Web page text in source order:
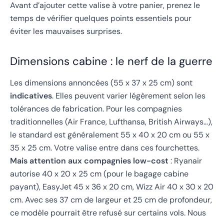
Avant d’ajouter cette valise à votre panier, prenez le
temps de vérifier quelques points essentiels pour
éviter les mauvaises surprises.
Dimensions cabine : le nerf de la guerre
Les dimensions annoncées (55 x 37 x 25 cm) sont
indicatives. Elles peuvent varier légèrement selon les
tolérances de fabrication. Pour les compagnies
traditionnelles (Air France, Lufthansa, British Airways…),
le standard est généralement 55 x 40 x 20 cm ou 55 x
35 x 25 cm. Votre valise entre dans ces fourchettes.
Mais attention aux compagnies low-cost : Ryanair
autorise 40 x 20 x 25 cm (pour le bagage cabine
payant), EasyJet 45 x 36 x 20 cm, Wizz Air 40 x 30 x 20
cm. Avec ses 37 cm de largeur et 25 cm de profondeur,
ce modèle pourrait être refusé sur certains vols. Nous